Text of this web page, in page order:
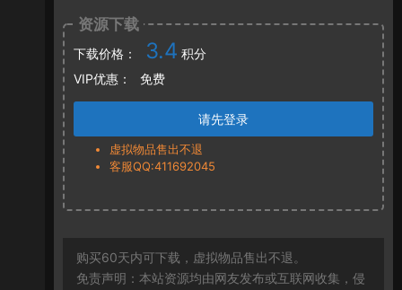
资源下载
下载价格： 3.4 积分
VIP优惠：
免费
请先登录
虚拟物品售出不退
客服QQ:411692045
购买60天内可下载，虚拟物品售出不退。
免责声明：本站资源均由网友发布或互联网收集，侵